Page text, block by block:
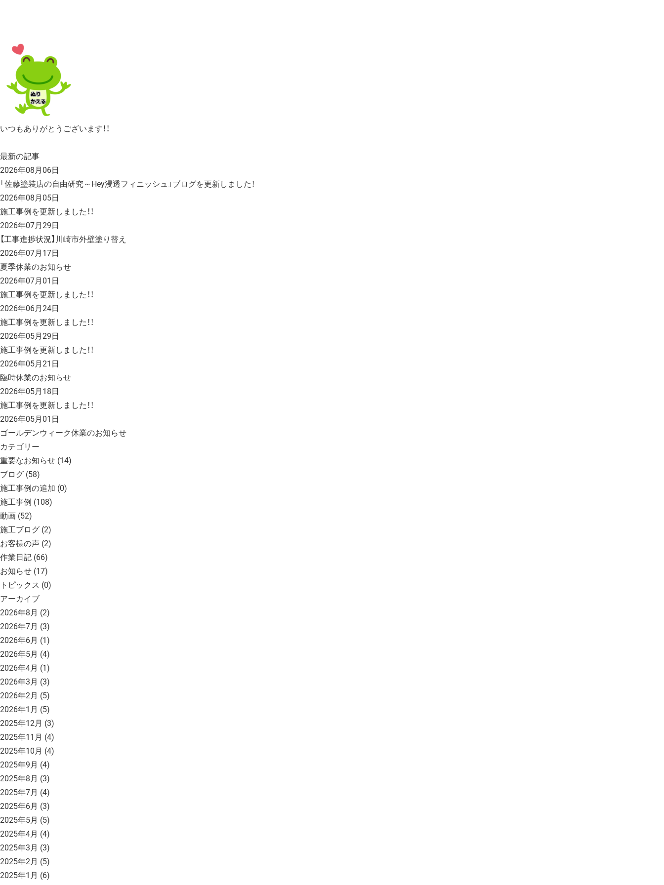
いつもありがとうございます！！
最新の記事
2026年08月06日
「佐藤塗装店の自由研究～Hey浸透フィニッシュ」ブログを更新しました！
2026年08月05日
施工事例を更新しました！！
2026年07月29日
【工事進捗状況】川崎市外壁塗り替え
2026年07月17日
夏季休業のお知らせ
2026年07月01日
施工事例を更新しました！！
2026年06月24日
施工事例を更新しました！！
2026年05月29日
施工事例を更新しました！！
2026年05月21日
臨時休業のお知らせ
2026年05月18日
施工事例を更新しました！！
2026年05月01日
ゴールデンウィーク休業のお知らせ
カテゴリー
重要なお知らせ (14)
ブログ (58)
施工事例の追加 (0)
施工事例 (108)
動画 (52)
施工ブログ (2)
お客様の声 (2)
作業日記 (66)
お知らせ (17)
トピックス (0)
アーカイブ
2026年8月 (2)
2026年7月 (3)
2026年6月 (1)
2026年5月 (4)
2026年4月 (1)
2026年3月 (3)
2026年2月 (5)
2026年1月 (5)
2025年12月 (3)
2025年11月 (4)
2025年10月 (4)
2025年9月 (4)
2025年8月 (3)
2025年7月 (4)
2025年6月 (3)
2025年5月 (5)
2025年4月 (4)
2025年3月 (3)
2025年2月 (5)
2025年1月 (6)